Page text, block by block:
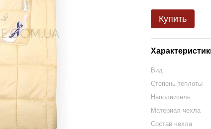
Купить
Вид
Степень теплоты
Наполнитель
Материал чехла
Состав чехла